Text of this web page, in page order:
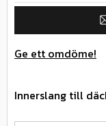
Ge ett omdöme!
Innerslang till